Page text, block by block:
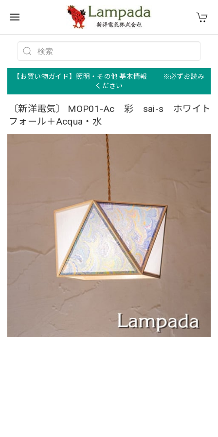
【お買い物ガイド】照明・その他 基本情報 ※必ずお読み
ください
〔新洋電気〕 MOP01-Ac 彩 sai-s ホワイト
フォール＋Acqua・水